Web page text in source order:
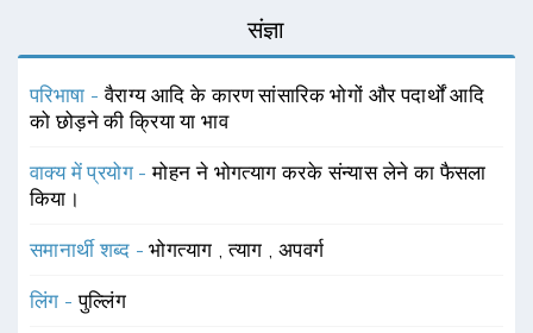
संज्ञा
परिभाषा -वैराग्य आदि के कारण सांसारिक भोगों और पदार्थों आदि
को छोड़ने की क्रिया या भाव
वाक्य में प्रयोग -मोहन ने भोगत्याग करके संन्यास लेने का फैसला
किया।
समानार्थी शब्द -भोगत्याग ,त्याग ,अपवर्ग
लिंग -पुल्लिंग